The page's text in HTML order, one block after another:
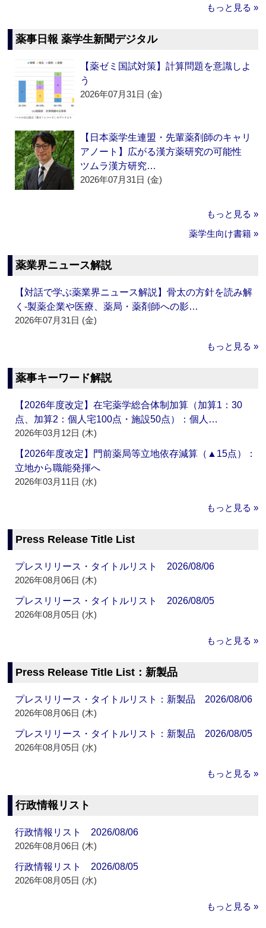
もっと見る »
薬事日報 薬学生新聞デジタル
【薬ゼミ国試対策】計算問題を意識しよ
う
2026年07月31日 (金)
【日本薬学生連盟・先輩薬剤師のキャリ
アノート】広がる漢方薬研究の可能性
ツムラ漢方研究…
2026年07月31日 (金)
もっと見る »
薬学生向け書籍 »
薬業界ニュース解説
【対話で学ぶ薬業界ニュース解説】骨太の方針を読み解
く‐製薬企業や医療、薬局・薬剤師への影…
2026年07月31日 (金)
もっと見る »
薬事キーワード解説
【2026年度改定】在宅薬学総合体制加算（加算1：30
点、加算2：個人宅100点・施設50点）：個人…
2026年03月12日 (木)
【2026年度改定】門前薬局等立地依存減算（▲15点）：
立地から職能発揮へ
2026年03月11日 (水)
もっと見る »
Press Release Title List
プレスリリース・タイトルリスト 2026/08/06
2026年08月06日 (木)
プレスリリース・タイトルリスト 2026/08/05
2026年08月05日 (水)
もっと見る »
Press Release Title List：新製品
プレスリリース・タイトルリスト：新製品 2026/08/06
2026年08月06日 (木)
プレスリリース・タイトルリスト：新製品 2026/08/05
2026年08月05日 (水)
もっと見る »
行政情報リスト
行政情報リスト 2026/08/06
2026年08月06日 (木)
行政情報リスト 2026/08/05
2026年08月05日 (水)
もっと見る »